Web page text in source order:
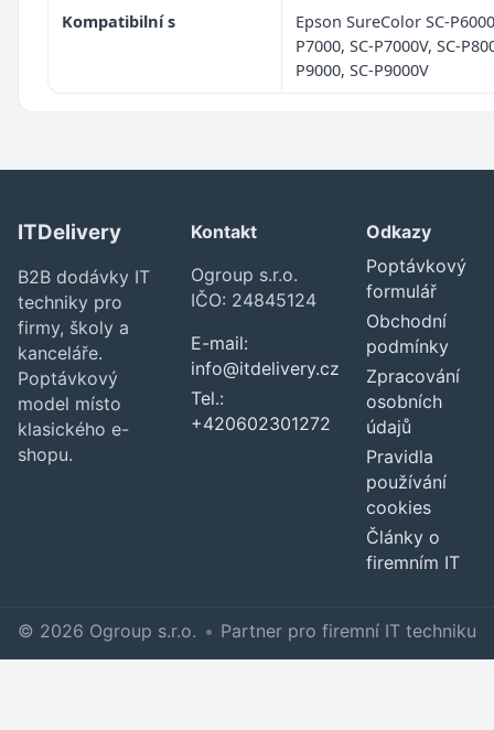
Kompatibilní s
Epson SureColor SC-
P7000, SC-P7000V, SC-
P9000, SC-P9000V
ITDelivery
B2B dodávky IT
techniky pro
firmy, školy a
kanceláře.
Poptávkový
model místo
klasického e-
shopu.
Kontakt
Ogroup s.r.o.
IČO: 24845124
E-mail:
info@itdelivery.cz
Tel.:
+420602301272
Odkazy
Poptávkový
formulář
Obchodní
podmínky
Zpracování
osobních
údajů
Pravidla
používání
cookies
Články o
firemním IT
© 2026 Ogroup s.r.o. • Partner pro firemní IT techniku